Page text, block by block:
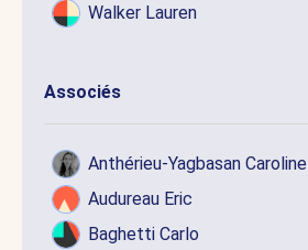
Walker Lauren
Associés
Anthérieu-Yagbasan Caroline
Audureau Eric
Baghetti Carlo